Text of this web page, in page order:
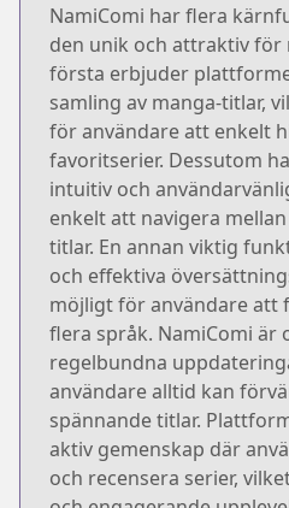
NamiComi har flera
den unik och attraktiv för
första erbjuder
samling av manga-titlar,
för användare att enkelt
favoritserier. Dessutom
intuitiv och
enkelt att navigera
titlar. En annan viktig
och effektiva
möjligt för användare att
flera språk. NamiComi är
regelbundna
användare alltid kan
spännande titlar.
aktiv gemenskap där
och recensera serier,